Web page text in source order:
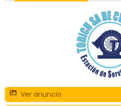
Ver anuncio